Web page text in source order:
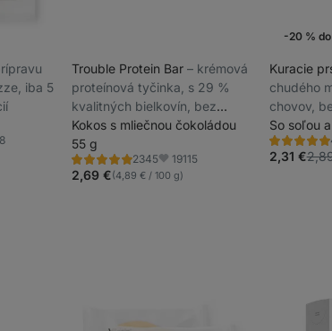
iba 5
Trouble Protein Bar ⁠–⁠ krémová
proteínová tyčinka, s 29 %
kvalitných bielkovín, bez
konzervantov a farbív
Kokos s mliečnou čokoládou
55 g
2345
Hodnotenie
4.8/5,
2345
Obľúbené
19115
2,69 €(4,89 € / 100 g)
-20 %
Kuracie
chudého
chovov,
So soľou
Hodnotenie
4.8/5,
407
2,31 €